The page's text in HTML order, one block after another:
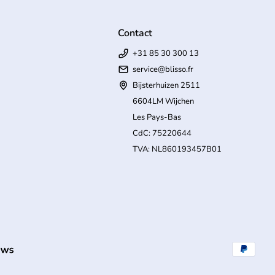
Contact
+31 85 30 300 13
service@blisso.fr
Bijsterhuizen 2511
6604LM Wijchen
Les Pays-Bas
CdC: 75220644
TVA: NL860193457B01
Modes